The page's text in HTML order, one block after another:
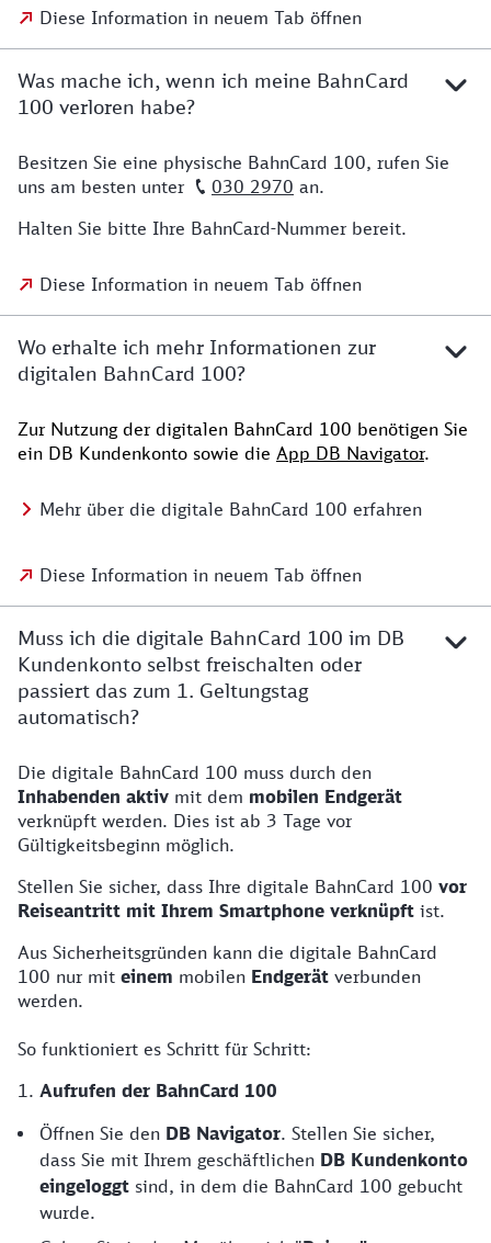
Diese Information in neuem Tab öffnen
Was mache ich, wenn ich meine BahnCard
100 verloren habe?
Besitzen Sie eine physische BahnCard 100, rufen Sie
uns am besten unter
030 2970 an. ​
Halten Sie bitte Ihre BahnCard-Nummer bereit. ​
Diese Information in neuem Tab öffnen
Wo erhalte ich mehr Informationen zur
digitalen BahnCard 100?
Zur Nutzung der digitalen BahnCard 100 benötigen Sie
ein DB Kundenkonto sowie die App DB Navigator.
Mehr über die digitale BahnCard 100 erfahren
Diese Information in neuem Tab öffnen
Muss ich die digitale BahnCard 100 im DB
Kundenkonto selbst freischalten oder
passiert das zum 1. Geltungstag
automatisch?
Die digitale BahnCard 100 muss durch den
Inhabenden aktiv mit dem mobilen Endgerät
verknüpft werden. Dies ist ab 3 Tage vor
Gültigkeitsbeginn möglich.
Stellen Sie sicher, dass Ihre digitale BahnCard 100 vor
Reiseantritt mit Ihrem Smartphone verknüpft ist.
Aus Sicherheitsgründen kann die digitale BahnCard
100 nur mit einem mobilen Endgerät verbunden
werden.
So funktioniert es Schritt für Schritt:
1. Aufrufen der BahnCard 100
Öffnen Sie den DB Navigator. Stellen Sie sicher,
dass Sie mit Ihrem geschäftlichen DB Kundenkonto
eingeloggt sind, in dem die BahnCard 100 gebucht
wurde.